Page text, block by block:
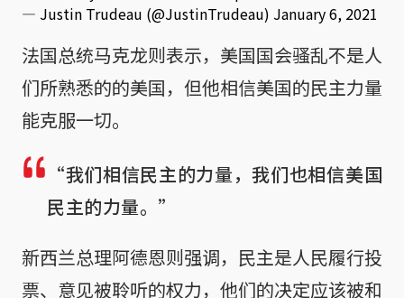
— Justin Trudeau (@JustinTrudeau) January 6, 2021
法国总统马克龙则表示，美国国会骚乱不是人
们所熟悉的的美国，但他相信美国的民主力量
能克服一切。
“我们相信民主的力量，我们也相信美国
民主的力量。”
新西兰总理阿德恩则强调，民主是人民履行投
票、意见被聆听的权力，他们的决定应该被和